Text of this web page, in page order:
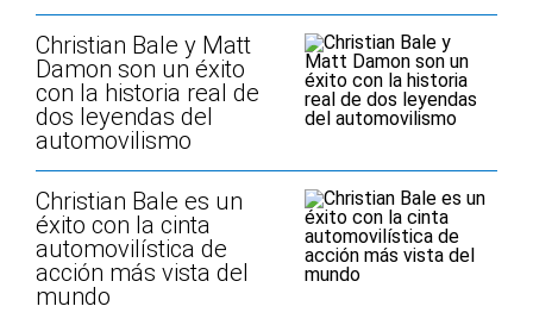
Christian Bale y Matt
Damon son un éxito
con la historia real de
dos leyendas del
automovilismo
Christian Bale es un
éxito con la cinta
automovilística de
acción más vista del
mundo